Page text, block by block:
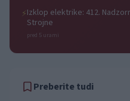
⚡Izklop elektrike: 412.
Strojne
pred 5 urami
Preberite tudi